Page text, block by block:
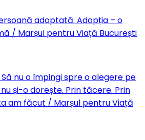
adoptată: Adopția – o
/ Marșul pentru Viață București
nu o împingi spre o alegere pe
și-o dorește. Prin tăcere. Prin
am făcut / Marșul pentru Viață